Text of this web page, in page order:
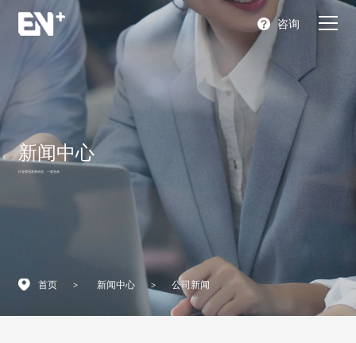
充电解决方案
咨询
新闻中心
行业资讯发展动态，一览无余
首页 > 新闻中心 > 公司新闻